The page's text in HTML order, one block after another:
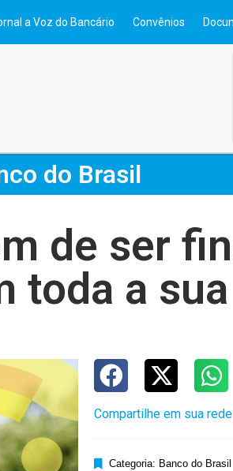
a Voz do Bancário Convênios
do Brasil
de ser
toda a
Compartilhe em sua
Categoria: Banco do Brasil